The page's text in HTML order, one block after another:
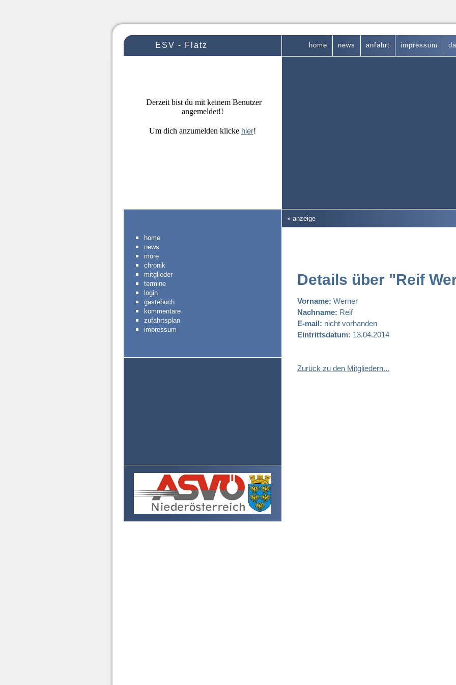
ESV - Flatz home news anfahrt impressum
Derzeit bist du mit keinem Benutzer
angemeldet!!
Um dich anzumelden klicke hier!
home
news
more
chronik
mitglieder
termine
login
gästebuch
kommentare
zufahrtsplan
impressum
» anzeige
Details über "Reif
Vorname: Werner
Nachname: Reif
E-mail: nicht vorhanden
Eintrittsdatum: 13.04.2014
Zurück zu den Mitgliedern...